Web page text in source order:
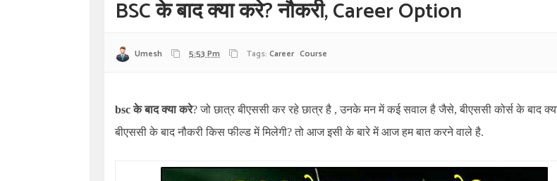
BSC के बाद क्या करे? नौकरी, Career Option
Umesh 5:53 Pm Tags: Career Course
bscके बाद क्या करे?जो छात्र बीएससी कर रहे छात्र है , उनके मन में कई सवाल है जैसे, बीएससी कोर्स के बाद
बीएससी के बाद नौकरी किस फील्ड में मिलेगी? तो आज इसी के बारे में आज हम बात करने वाले है.